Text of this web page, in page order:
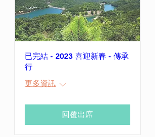
已完結 - 2023 喜迎新春 - 傳承
行
更多資訊
回覆出席